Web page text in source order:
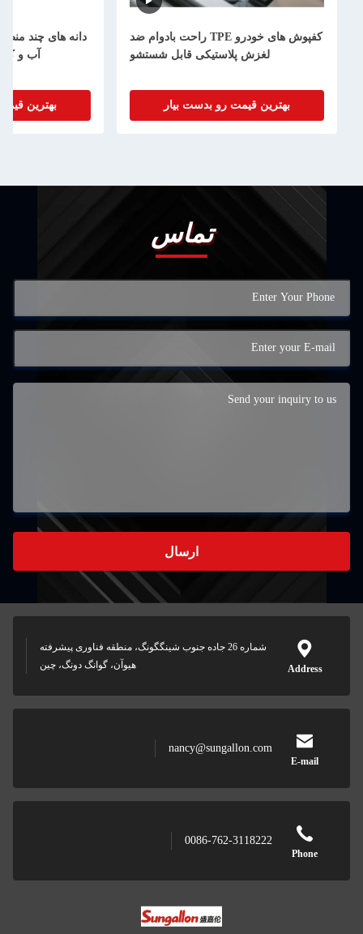
کفپوش های خودرو TPE راحت بادوام ضد
لغزش پلاستیکی قابل شستشو
بهترین قیمت رو بدست بیار
آب و
بهترین
تماس
ارسال
Address
شماره 26 جاده جنوب شینگگونگ، منطقه فناوری پیشرفته
هیوآن، گوانگ دونگ، چین
E-mail
nancy@sungallon.com
Phone
0086-762-3118222